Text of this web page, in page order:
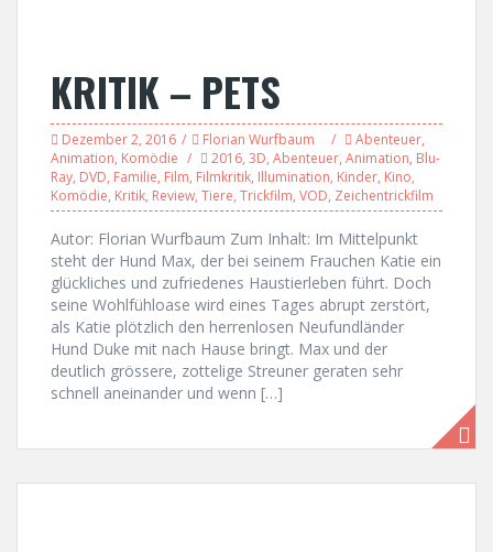
KRITIK – PETS
Dezember 2, 2016 Florian Wurfbaum Abenteuer,
Animation, Komödie 2016, 3D, Abenteuer, Animation, Blu-
Ray, DVD, Familie, Film, Filmkritik, Illumination, Kinder, Kino,
Komödie, Kritik, Review, Tiere, Trickfilm, VOD, Zeichentrickfilm
Autor: Florian Wurfbaum Zum Inhalt: Im Mittelpunkt
steht der Hund Max, der bei seinem Frauchen Katie ein
glückliches und zufriedenes Haustierleben führt. Doch
seine Wohlfühloase wird eines Tages abrupt zerstört,
als Katie plötzlich den herrenlosen Neufundländer
Hund Duke mit nach Hause bringt. Max und der
deutlich grössere, zottelige Streuner geraten sehr
schnell aneinander und wenn […]